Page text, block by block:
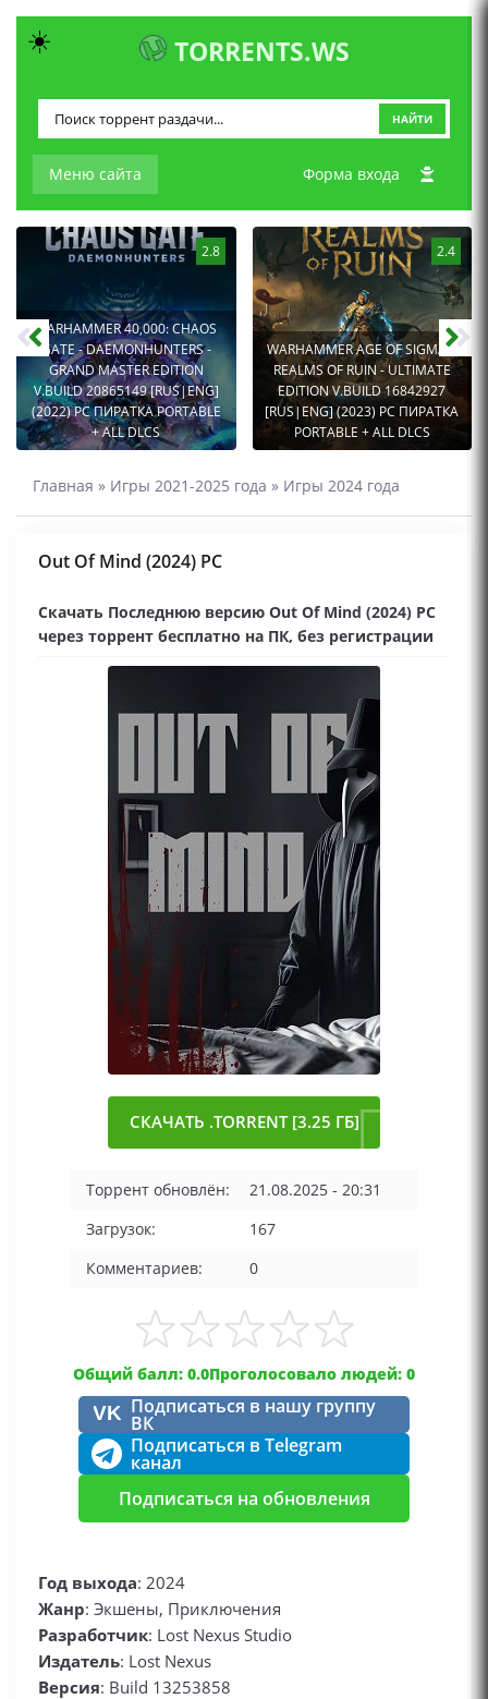
TORRENTS.WS
Меню сайта
НАЙТИ
Форма входа
2.8
WARHAMMER 40,000: CHAOS
GATE - DAEMONHUNTERS -
GRAND MASTER EDITION
V.BUILD 20865149 [RUS|ENG]
(2022) PC ПИРАТКА PORTABLE
+ ALL DLCS
2.4
WARHAMMER AGE OF SIGMAR:
REALMS OF RUIN - ULTIMATE
EDITION V.BUILD 16842927
[RUS|ENG] (2023) PC ПИРАТКА
PORTABLE + ALL DLCS
Главная » Игры 2021-2025 года » Игры 2024 года
Out Of Mind (2024) PC
Скачать Последнюю версию Out Of Mind (2024) PC
через торрент бесплатно на ПК, без регистрации
СКАЧАТЬ .TORRENT [3.25 ГБ]
Торрент обновлён:
21.08.2025 - 20:31
Загрузок:
167
Комментариев:
0
Общий балл: 0.0Проголосовало людей: 0
VK Подписаться в нашу группу
ВК
Подписаться в Telegram
канал
Подписаться на обновления
Год выхода: 2024
Жанр: Экшены, Приключения
Разработчик: Lost Nexus Studio
Издатель: Lost Nexus
Версия: Build 13253858
☀️